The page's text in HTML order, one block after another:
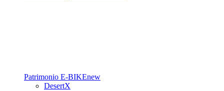
Patrimonio E-BIKEnew
DesertX